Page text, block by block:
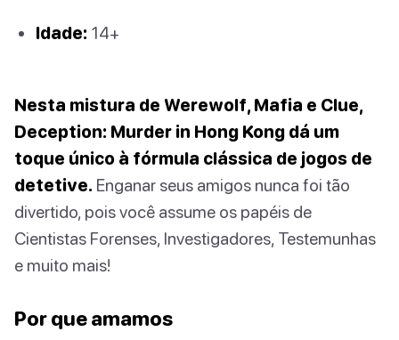
Idade: 14+
Nesta mistura de Werewolf, Mafia e Clue,
Deception: Murder in Hong Kong dá um
toque único à fórmula clássica de jogos de
detetive. Enganar seus amigos nunca foi tão
divertido, pois você assume os papéis de
Cientistas Forenses, Investigadores, Testemunhas
e muito mais!
Por que amamos